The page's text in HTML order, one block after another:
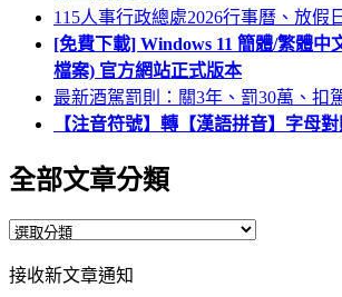
115人事行政總處2026行事曆、放假日
[免費下載] Windows 11 簡體/繁體中
檔案) 官方網站正式版本
最新酒駕罰則：關3年、罰30萬、扣
【注音符號】轉【漢語拼音】字母
全部文章分類
全
文
接收新文章通知